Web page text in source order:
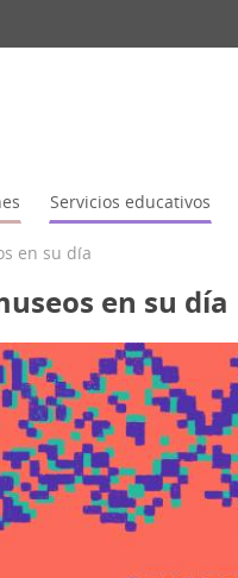
Servicios educativos
en su día
en su día